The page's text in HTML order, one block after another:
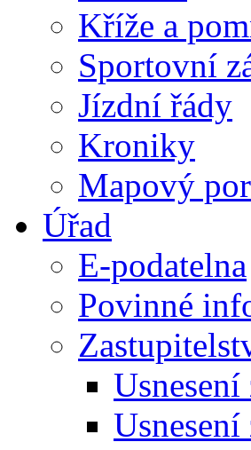
Kříže a
Sportovní
Jízdní řády
Kroniky
Mapový
Úřad
E-podatelna
Povinné